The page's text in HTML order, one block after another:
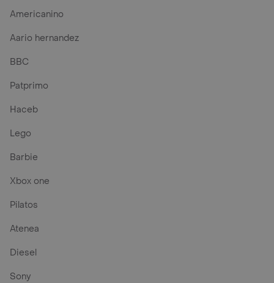
Americanino
Aario hernandez
BBC
Patprimo
Haceb
Lego
Barbie
Xbox one
Pilatos
Atenea
Diesel
Sony